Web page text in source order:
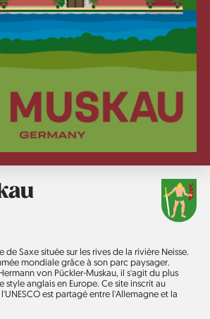
de Saxe située sur les rives de la rivière Neisse.
mondiale grâce à son parc paysager.
von Pückler-Muskau, il s'agit du plus
anglais en Europe. Ce site inscrit au
est partagé entre l'Allemagne et la